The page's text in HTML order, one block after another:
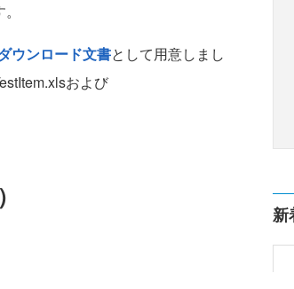
ウンロード文書として用意しまし
および
新